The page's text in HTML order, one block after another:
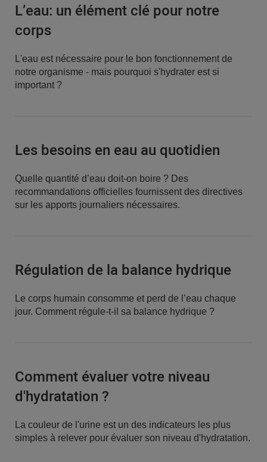
L’eau: un élément clé pour notre
corps
L'eau est nécessaire pour le bon fonctionnement de
notre organisme - mais pourquoi s'hydrater est si
important ?
Les besoins en eau au quotidien
Quelle quantité d’eau doit-on boire ? Des
recommandations officielles fournissent des directives
sur les apports journaliers nécessaires.
Régulation de la balance hydrique
Le corps humain consomme et perd de l’eau chaque
jour. Comment régule-t-il sa balance hydrique ?
Comment évaluer votre niveau
d'hydratation ?
La couleur de l'urine est un des indicateurs les plus
simples à relever pour évaluer son niveau d'hydratation.